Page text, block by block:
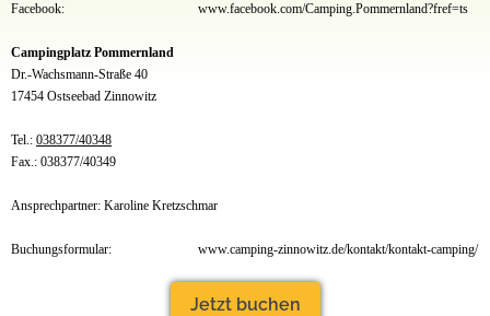
Facebook: www.facebook.com/Camping.Pommernland?fref=ts
Campingplatz Pommernland
Dr.-Wachsmann-Straße 40
17454 Ostseebad Zinnowitz
Tel.: 038377/40348
Fax.: 038377/40349
Ansprechpartner: Karoline Kretzschmar
Buchungsformular: www.camping-zinnowitz.de/kontakt/kontakt-camping/
Jetzt buchen